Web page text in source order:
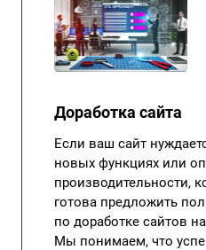
Доработка сайта
Если ваш сайт
новых функциях или
производительности,
готова предложить
по доработке сайтов
Мы понимаем, что